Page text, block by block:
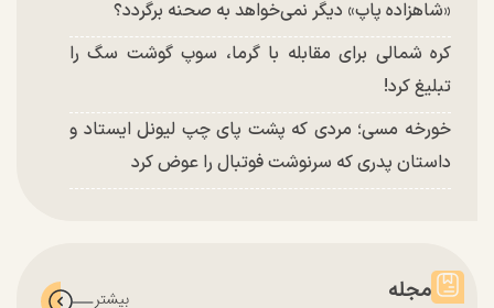
«شاهزاده پاپ» دیگر نمی‌خواهد به صحنه برگردد؟
کره شمالی برای مقابله با گرما، سوپ گوشت سگ را
تبلیغ کرد!
خورخه مسی؛ مردی که پشت پای چپ لیونل ایستاد و
داستان پدری که سرنوشت فوتبال را عوض کرد
مجله